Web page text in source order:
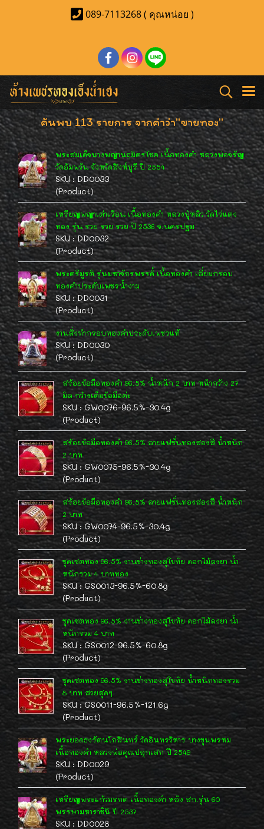
089-7113268 ( คุณหน่อย )
ค้นพบ 113 รายการ จากคำว่า"ขายทอง"
พระสมเด็จนางพญานฤมิตรโชค เนื้อทองคำ หลวงพ่อจรัญ
วัดอัมพวัน จังหวัดสิงห์บุรี ปี 2554
SKU : DD0033
(Product)
เหรียญพญาเต่าเรือน เนื้อทองคำ หลวงปู่หลิว วัดไร่แตง
ทอง รุ่น รวย รวย รวย ปี 2536 จ.นครปฐม
SKU : DD0032
(Product)
พระตรีมูรติ รุ่นมหาจักรพรรดิ์ เนื้อทองคำ เลี่ยมกรอบ
ทองคำประดับเพชรน้ำงาม
SKU : DD0031
(Product)
งานสั่งทำกรอบทองคำประดับเพชรแท้
SKU : DD0030
(Product)
สร้อยข้อมือทองคำ 96.5% น้ำหนัก 2 บาท หน้ากว้าง 27
มิล กว้างเต็มข้อมือค่ะ
SKU : GW0076-96.5%-30.4g
(Product)
สร้อยข้อมือทองคำ 96.5% ลายแฟชั่นทองสองสี น้ำหนัก
2 บาท
SKU : GW0075-96.5%-30.4g
(Product)
สร้อยข้อมือทองคำ 96.5% ลายแฟชั่นทองสองสี น้ำหนัก
2 บาท
SKU : GW0074-96.5%-30.4g
(Product)
ชุดเซตทอง 96.5% งานช่างทองสุโขทัย ดอกไม้ลงยา น้ำ
หนักรวม 4 บาททอง
SKU : GS0013-96.5%-60.8g
(Product)
ชุดเซตทอง 96.5% งานช่างทองสุโขทัย ดอกไม้ลงยา น้ำ
หนักรวม 4 บาท
SKU : GS0012-96.5%-60.8g
(Product)
ชุดเซตทอง 96.5% งานช่างทองสุโขทัย น้ำหนักทองรวม
8 บาท สวยสุดๆ
SKU : GS0011-96.5%-121.6g
(Product)
พระยอดธงรัตนโกสินทร์ วัดอินทรวิหาร บางขุนพรหม
เนื้อทองคำ หลวงพ่อคูณปลุกเสก ปี 2549
SKU : DD0029
(Product)
เหรียญพระแก้วมรกต เนื้อทองคำ หลัง สก.รุ่น 60
พรรษามหาราชินี ปี 2537
SKU : DD0028